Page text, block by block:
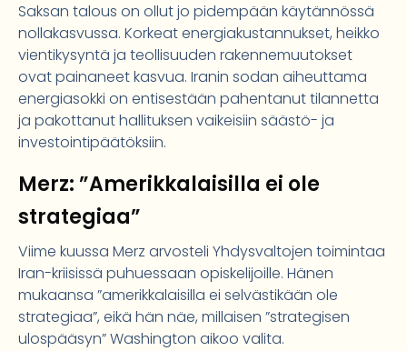
Saksan talous on ollut jo pidempään käytännössä
nollakasvussa. Korkeat energiakustannukset, heikko
vientikysyntä ja teollisuuden rakennemuutokset
ovat painaneet kasvua. Iranin sodan aiheuttama
energiasokki on entisestään pahentanut tilannetta
ja pakottanut hallituksen vaikeisiin säästö- ja
investointipäätöksiin.
Merz: ”Amerikkalaisilla ei ole
strategiaa”
Viime kuussa Merz arvosteli Yhdysvaltojen toimintaa
Iran-kriisissä puhuessaan opiskelijoille. Hänen
mukaansa ”amerikkalaisilla ei selvästikään ole
strategiaa”, eikä hän näe, millaisen ”strategisen
ulospääsyn” Washington aikoo valita.